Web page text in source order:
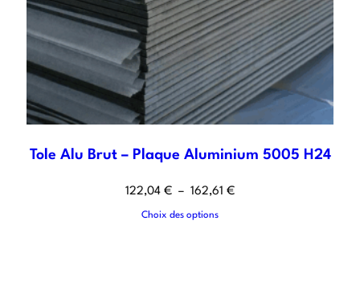
Tole Alu Brut – Plaque Aluminium 5005 H24
122,04 € – 162,61 €
Choix des options